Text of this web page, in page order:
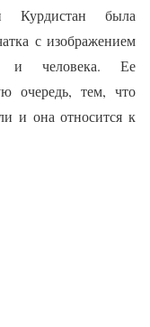
Курдистан была
с изображением
и человека. Ее
очередь, тем, что
и она относится к